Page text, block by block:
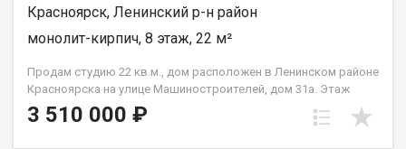
Красноярск, Ленинский р-н район
монолит-кирпич, 8 этаж, 22 м²
Продам студию 22 кв.м., дом расположен в Ленинском районе
Красноярска на улице Машиностроителей, дом 31а. Этаж
восьмой, в девяти этажном монолитно-кирпичном доме.
Предчистовая отделка от застройщика. Удобно семьям с
3 510 000 ₽